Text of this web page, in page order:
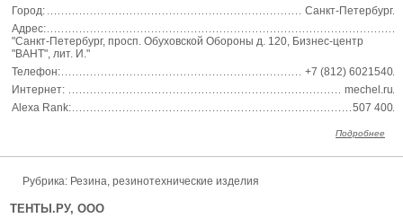
Город:
Санкт-Петербург
Адрес:
"Санкт-Петербург, просп. Обуховской Обороны д. 120, Бизнес-центр
"ВАНТ", лит. И."
Телефон:
+7 (812) 6021540
Интернет:
mechel.ru
Alexa Rank:
507 400
Подробнее
Рубрика: Резина, резинотехнические изделия
ТЕНТЫ.РУ, ООО